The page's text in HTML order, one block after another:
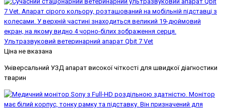
Ультразвуковий ветеринарний апарат Qbit 7 Vet
Ціна не вказана
Універсальний УЗД апарат високої чіткості для швидкої діагностики
тварин